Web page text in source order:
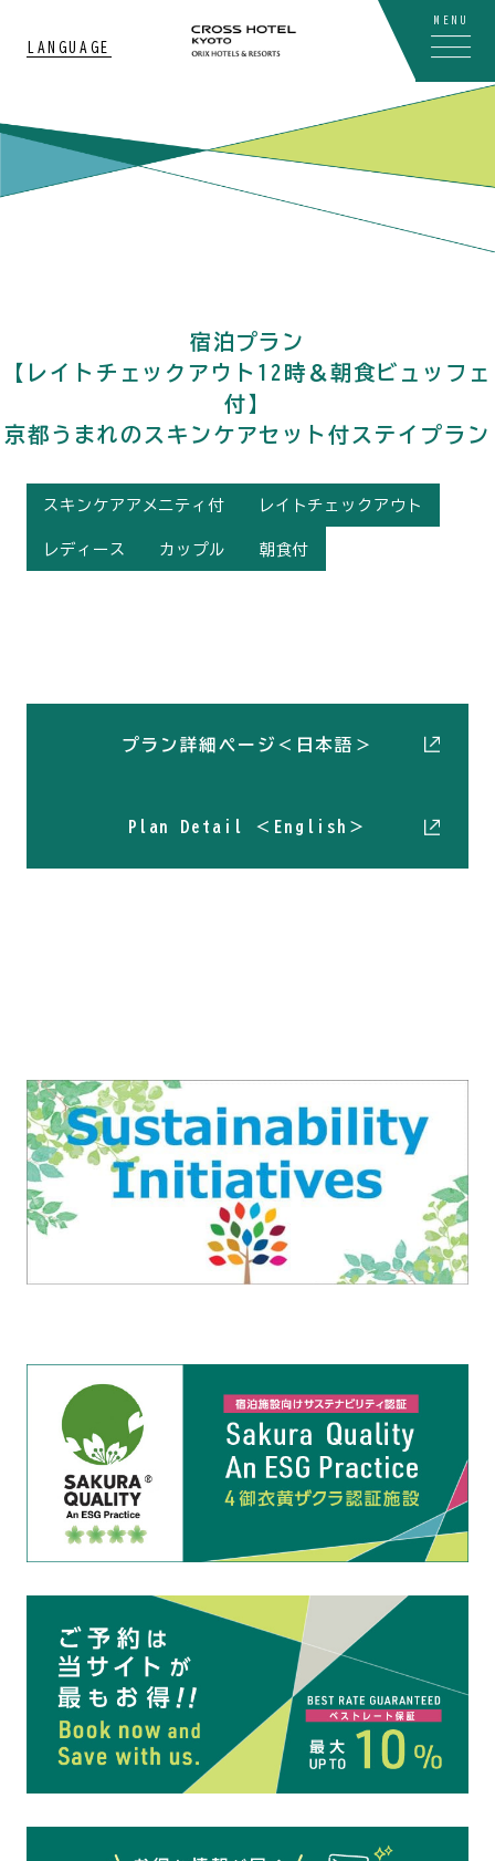
LANGUAGE
MENU
宿泊プラン
【レイトチェックアウト12時＆朝食ビュッフェ
付】
京都うまれのスキンケアセット付ステイプラン
スキンケアアメニティ付 レイトチェックアウト
レディース カップル 朝食付
プラン詳細ページ＜日本語＞
Plan Detail ＜English＞